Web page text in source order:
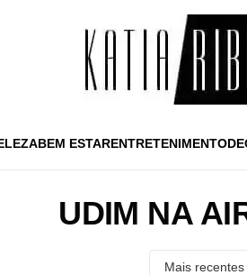
BEM ESTARENTRETENIMENTO
UDIM NA